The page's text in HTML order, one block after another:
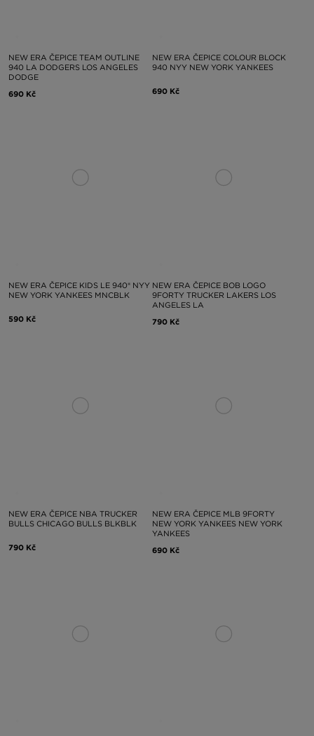
NEW ERA ČEPICE TEAM OUTLINE
940 LA DODGERS LOS ANGELES
DODGE
690 Kč
NEW ERA ČEPICE COLOUR BLOCK
940 NYY NEW YORK YANKEES
690 Kč
NEW ERA ČEPICE KIDS LE 940® NYY
NEW YORK YANKEES MNCBLK
590 Kč
NEW ERA ČEPICE BOB LOGO
9FORTY TRUCKER LAKERS LOS
ANGELES LA
790 Kč
NEW ERA ČEPICE NBA TRUCKER
BULLS CHICAGO BULLS BLKBLK
790 Kč
NEW ERA ČEPICE MLB 9FORTY
NEW YORK YANKEES NEW YORK
YANKEES
690 Kč